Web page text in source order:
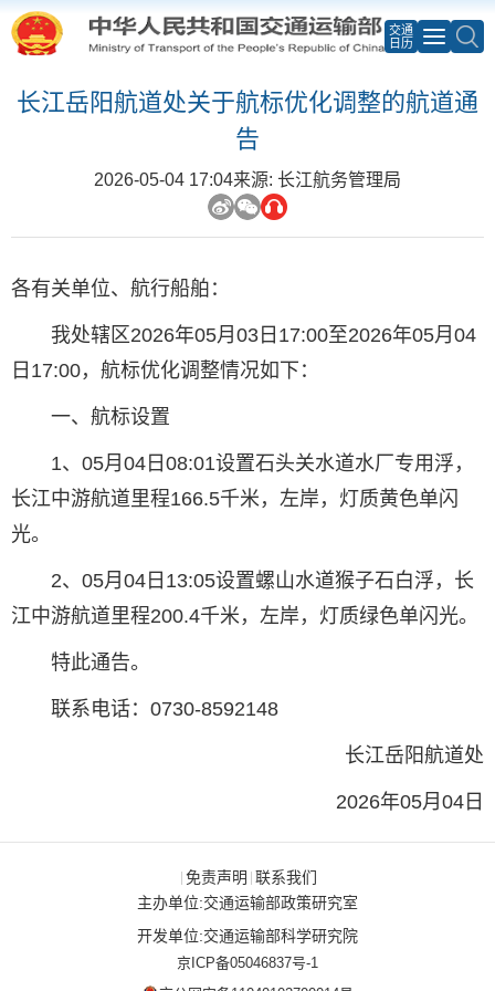
交通
日历
长江岳阳航道处关于航标优化调整的航道通
告
2026-05-04 17:04来源: 长江航务管理局
各有关单位、航行船舶：
我处辖区2026年05月03日17:00至2026年05月04
日17:00，航标优化调整情况如下：
一、航标设置
1、05月04日08:01设置石头关水道水厂专用浮，
长江中游航道里程166.5千米，左岸，灯质黄色单闪
光。
2、05月04日13:05设置螺山水道猴子石白浮，长
江中游航道里程200.4千米，左岸，灯质绿色单闪光。
特此通告。
联系电话：0730-8592148
长江岳阳航道处
2026年05月04日
| 免责声明 | 联系我们
主办单位:交通运输部政策研究室
开发单位:交通运输部科学研究院
京ICP备05046837号-1